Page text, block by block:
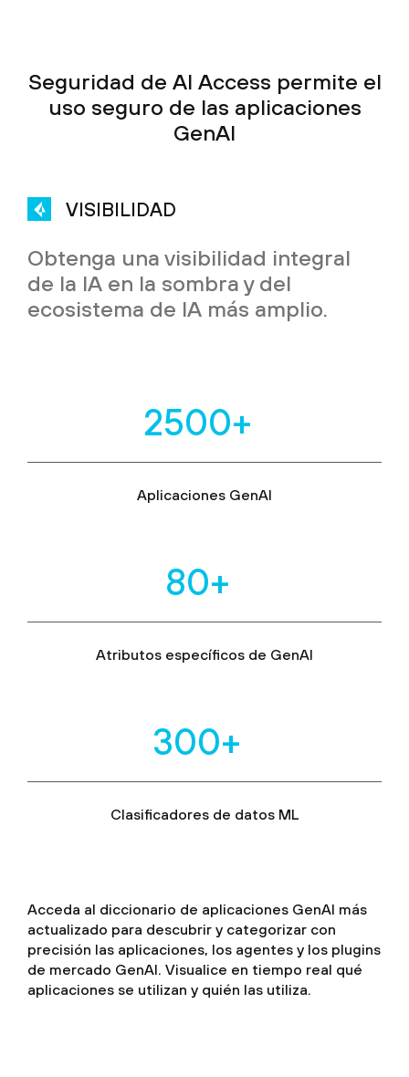
Seguridad de AI Access permite el
uso seguro de las aplicaciones
GenAI
VISIBILIDAD
Obtenga una visibilidad integral
de la IA en la sombra y del
ecosistema de IA más amplio.
2500+
Aplicaciones GenAI
80+
Atributos específicos de GenAI
300+
Clasificadores de datos ML
Acceda al diccionario de aplicaciones GenAI más
actualizado para descubrir y categorizar con
precisión las aplicaciones, los agentes y los plugins
de mercado GenAI. Visualice en tiempo real qué
aplicaciones se utilizan y quién las utiliza.